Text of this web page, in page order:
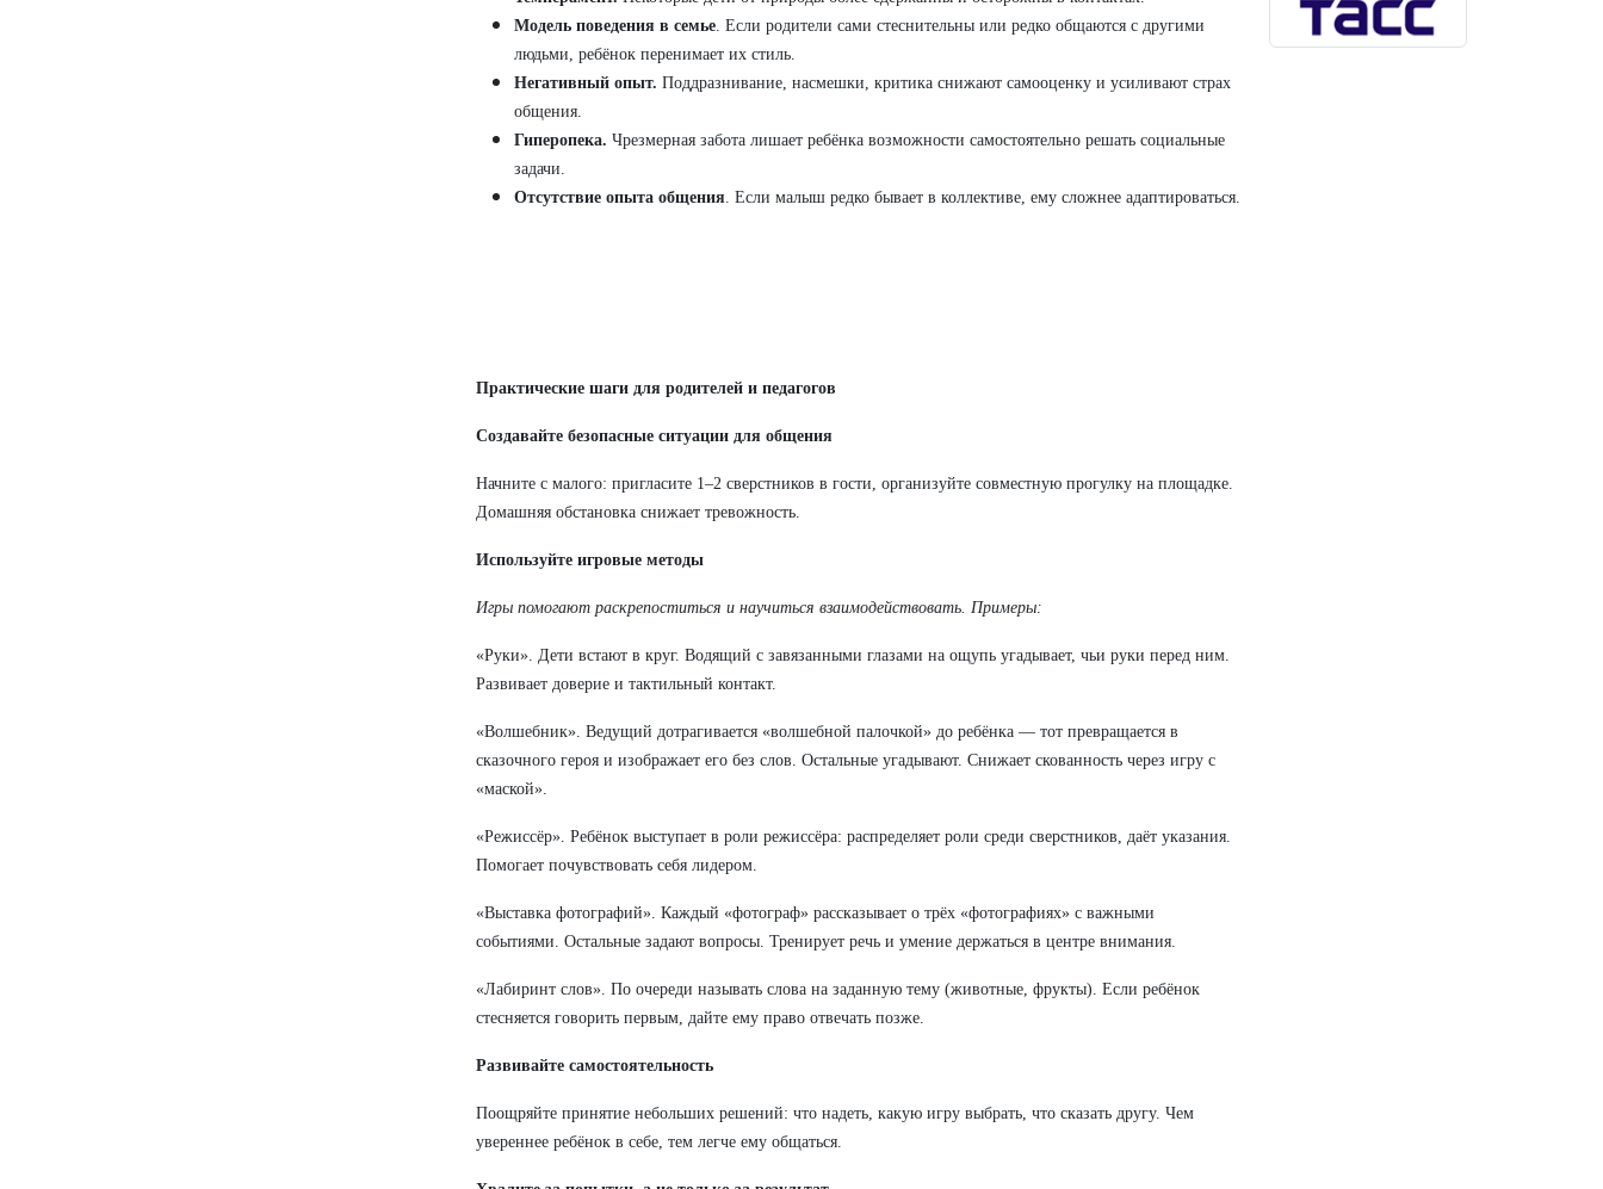
Модель поведения в семье. Если родители сами стеснительны или редко общаются с другими
людьми, ребёнок перенимает их стиль.
Негативный опыт. Поддразнивание, насмешки, критика снижают самооценку и усиливают страх
общения.
Гиперопека. Чрезмерная забота лишает ребёнка возможности самостоятельно решать социальные
задачи.
Отсутствие опыта общения. Если малыш редко бывает в коллективе, ему сложнее адаптироваться.
Практические шаги для родителей и педагогов
Создавайте безопасные ситуации для общения
Начните с малого: пригласите 1–2 сверстников в гости, организуйте совместную прогулку на площадке.
Домашняя обстановка снижает тревожность.
Используйте игровые методы
Игры помогают раскрепоститься и научиться взаимодействовать. Примеры:
«Руки». Дети встают в круг. Водящий с завязанными глазами на ощупь угадывает, чьи руки перед ним.
Развивает доверие и тактильный контакт.
«Волшебник». Ведущий дотрагивается «волшебной палочкой» до ребёнка — тот превращается в
сказочного героя и изображает его без слов. Остальные угадывают. Снижает скованность через игру с
«маской».
«Режиссёр». Ребёнок выступает в роли режиссёра: распределяет роли среди сверстников, даёт указания.
Помогает почувствовать себя лидером.
«Выставка фотографий». Каждый «фотограф» рассказывает о трёх «фотографиях» с важными
событиями. Остальные задают вопросы. Тренирует речь и умение держаться в центре внимания.
«Лабиринт слов». По очереди называть слова на заданную тему (животные, фрукты). Если ребёнок
стесняется говорить первым, дайте ему право отвечать позже.
Развивайте самостоятельность
Поощряйте принятие небольших решений: что надеть, какую игру выбрать, что сказать другу. Чем
увереннее ребёнок в себе, тем легче ему общаться.